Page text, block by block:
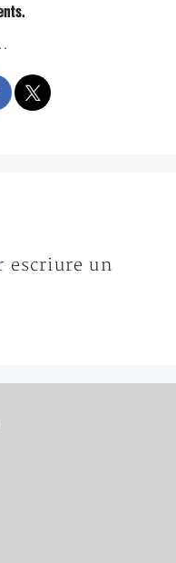
escriure un